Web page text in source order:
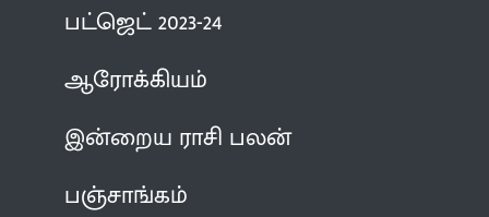
பட்ஜெட் 2023-24
ஆரோக்கியம்
இன்றைய ராசி பலன்
பஞ்சாங்கம்